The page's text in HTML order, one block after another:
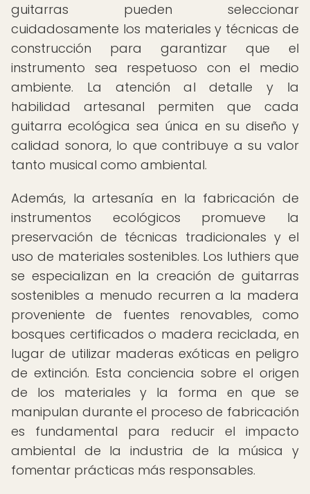
guitarras pueden seleccionar
cuidadosamente los materiales y técnicas de
construcción para garantizar que el
instrumento sea respetuoso con el medio
ambiente. La atención al detalle y la
habilidad artesanal permiten que cada
guitarra ecológica sea única en su diseño y
calidad sonora, lo que contribuye a su valor
tanto musical como ambiental.
Además, la artesanía en la fabricación de
instrumentos ecológicos promueve la
preservación de técnicas tradicionales y el
uso de materiales sostenibles. Los luthiers que
se especializan en la creación de guitarras
sostenibles a menudo recurren a la madera
proveniente de fuentes renovables, como
bosques certificados o madera reciclada, en
lugar de utilizar maderas exóticas en peligro
de extinción. Esta conciencia sobre el origen
de los materiales y la forma en que se
manipulan durante el proceso de fabricación
es fundamental para reducir el impacto
ambiental de la industria de la música y
fomentar prácticas más responsables.